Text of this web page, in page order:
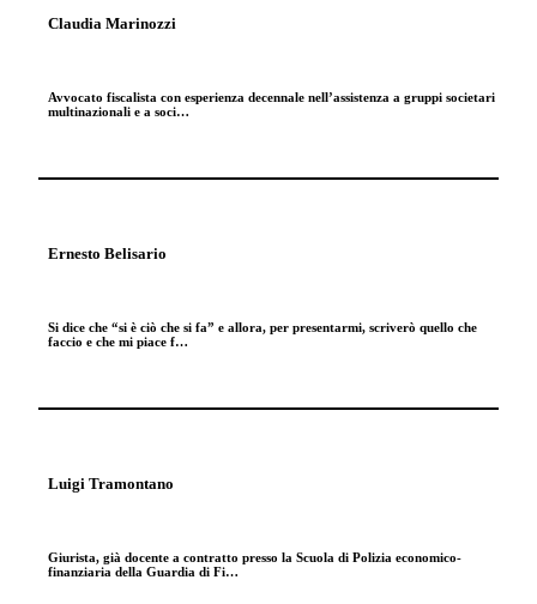
Claudia Marinozzi
Avvocato fiscalista con esperienza decennale nell’assistenza a gruppi societari
multinazionali e a soci…
Ernesto Belisario
Si dice che “si è ciò che si fa” e allora, per presentarmi, scriverò quello che
faccio e che mi piace f…
Luigi Tramontano
Giurista, già docente a contratto presso la Scuola di Polizia economico-
finanziaria della Guardia di Fi…